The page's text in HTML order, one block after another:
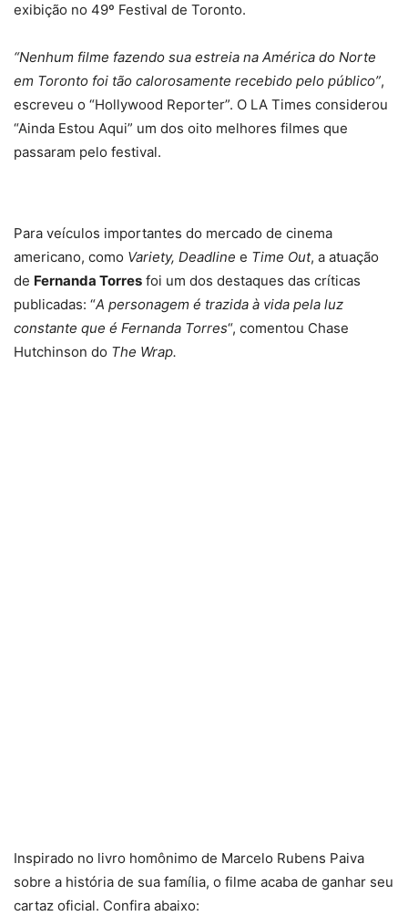
exibição no 49º Festival de Toronto.
“Nenhum filme fazendo sua estreia na América do Norte
em Toronto foi tão calorosamente recebido pelo público”,
escreveu o “Hollywood Reporter”. O LA Times considerou
“Ainda Estou Aqui” um dos oito melhores filmes que
passaram pelo festival.
Para veículos importantes do mercado de cinema
americano, como Variety, Deadline e Time Out, a atuação
de Fernanda Torres foi um dos destaques das críticas
publicadas: “A personagem é trazida à vida pela luz
constante que é Fernanda Torres“, comentou Chase
Hutchinson do The Wrap.
Inspirado no livro homônimo de Marcelo Rubens Paiva
sobre a história de sua família, o filme acaba de ganhar seu
cartaz oficial. Confira abaixo: